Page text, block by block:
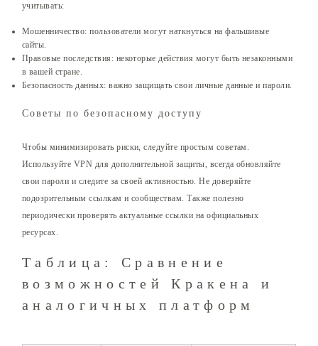
учитывать:
Мошенничество: пользователи могут наткнуться на фальшивые
сайты.
Правовые последствия: некоторые действия могут быть незаконными
в вашей стране.
Безопасность данных: важно защищать свои личные данные и пароли.
Советы по безопасному доступу
Чтобы минимизировать риски, следуйте простым советам.
Используйте VPN для дополнительной защиты, всегда обновляйте
свои пароли и следите за своей активностью. Не доверяйте
подозрительным ссылкам и сообществам. Также полезно
периодически проверять актуальные ссылки на официальных
ресурсах.
Таблица: Сравнение
возможностей Кракена и
аналогичных платформ